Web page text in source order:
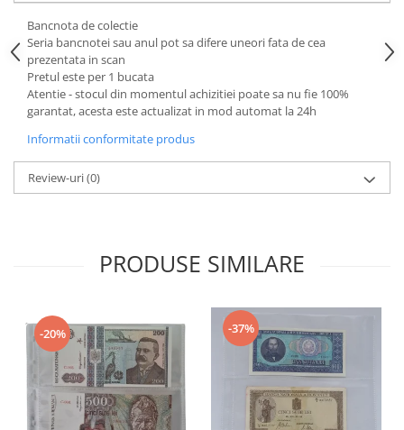
Bancnote straine
Bancnote Africa
Bancnote America
Bancnote Asia
Bancnote Australia si Oceania
Idei cadouri
Timbre si coli Romania
Alte colectibile
Insigne/Medalii/Decoratii
Bancnota de colectie
Seria bancnotei sau anul pot sa difere uneori fata de cea
prezentata in scan
Pretul este per 1 bucata
Atentie - stocul din momentul achizitiei poate sa nu fie 100%
garantat, acesta este actualizat in mod automat la 24h
Informatii conformitate produs
Review-uri(0)
PRODUSE SIMILARE
-20% -37%